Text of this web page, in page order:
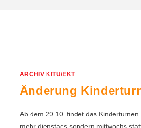
ARCHIV KITU/EKT
Änderung
Ab dem 29.10. findet das
mehr dienstags sondern mittwochs